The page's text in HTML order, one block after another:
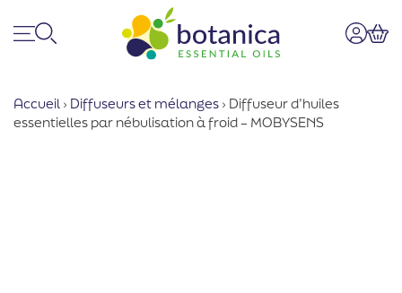
Accueil › Diffuseurs et mélanges › Diffuseur d’huiles
essentielles par nébulisation à froid – MOBYSENS